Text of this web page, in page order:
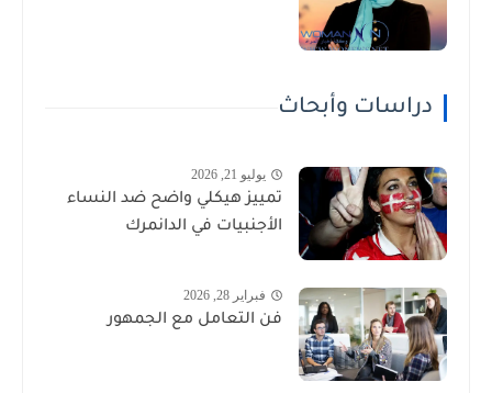
دراسات وأبحاث
يوليو 21, 2026
تمييز هيكلي واضح ضد النساء
الأجنبيات في الدانمرك
فبراير 28, 2026
فن التعامل مع الجمهور